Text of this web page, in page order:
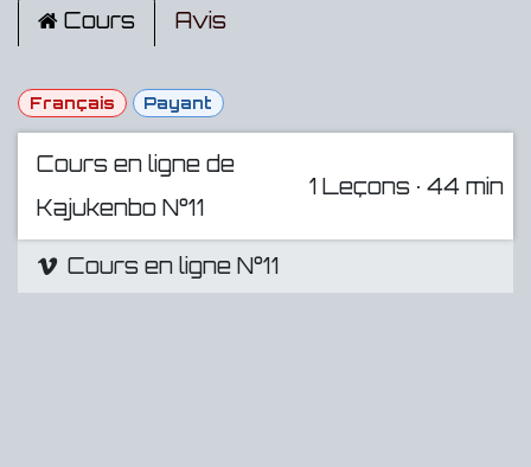
Cours Avis
Français Payant
Cours en ligne de
Kajukenbo N°11
1 Leçons · 44 min
Cours en ligne N°11